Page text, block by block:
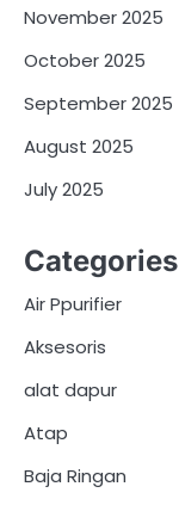
November 2025
October 2025
September 2025
August 2025
July 2025
Categories
Air Ppurifier
Aksesoris
alat dapur
Atap
Baja Ringan